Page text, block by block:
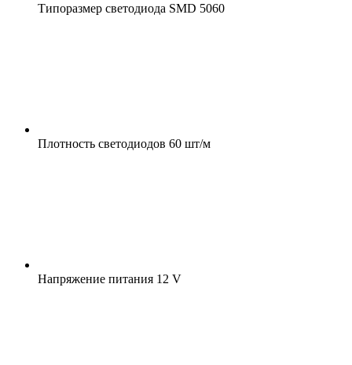
Типоразмер светодиода SMD 5060
Плотность светодиодов 60 шт/м
Напряжение питания 12 V